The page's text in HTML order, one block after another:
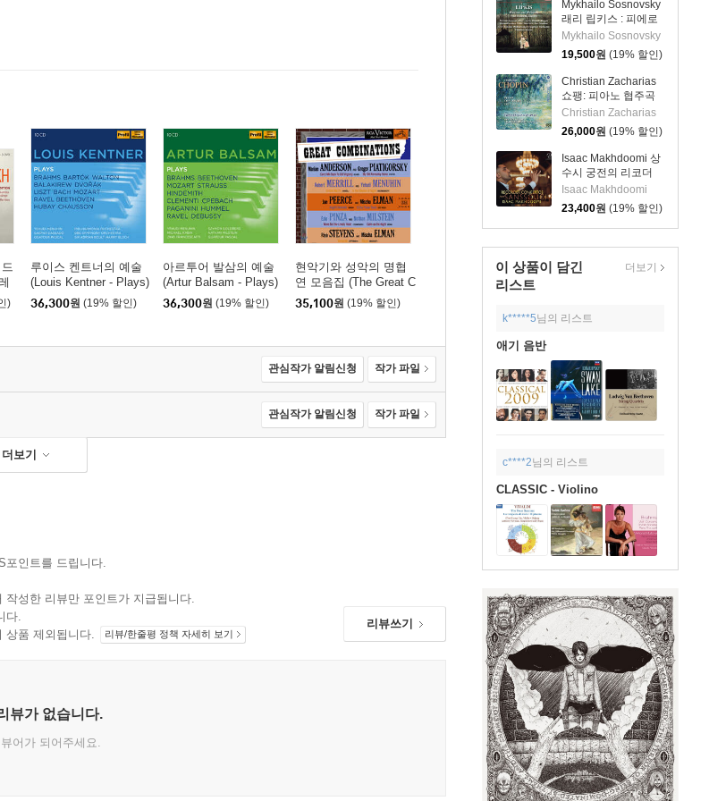
Mykhailo Sosnovsky
래리 립키스 : 피에로
와 친구들 (Larry
Lipkis: Pierrot &
Friends)
Mykhailo Sosnovsky
19,500원 (19% 할인)
Christian Zacharias
쇼팽: 피아노 협주곡
제1~2번 (Chopin:
Complete Piano
Concertos) [SACD
Hybrid]
Christian Zacharias
26,000원 (19% 할인)
Isaac Makhdoomi 상
수시 궁전의 리코더
협주곡 (Recorder
Concertos from
Sanssouci)
Isaac Makhdoomi
23,400원 (19% 할인)
이 상품이 담긴
리스트
더보기
k*****5님의 리스트
애기 음반
c****2님의 리스트
CLASSIC - Violino
)
루이스 켄트너의 예술
(Louis Kentner - Plays)
36,300원 (19% 할인)
아르투어 발삼의 예술
(Artur Balsam - Plays)
36,300원 (19% 할인)
현악기와 성악의 명협
연 모음집 (The Great C
ombinations) [LP]
35,100원 (19% 할인)
관심작가 알림신청 작가 파일
관심작가 알림신청 작가 파일
더보기
포인트를 드립니다.
성한 리뷰만 포인트가 지급됩니다.
다.
상품 제외됩니다.
리뷰/한줄평 정책 자세히 보기
리뷰쓰기
뷰가 없습니다.
어가 되어주세요.